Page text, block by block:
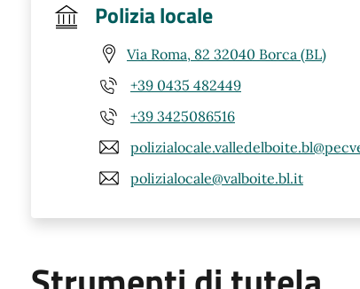
Polizia locale
Via Roma, 82 32040 Borca (BL)
+39 0435 482449
+39 3425086516
polizialocale@valboite.bl.it